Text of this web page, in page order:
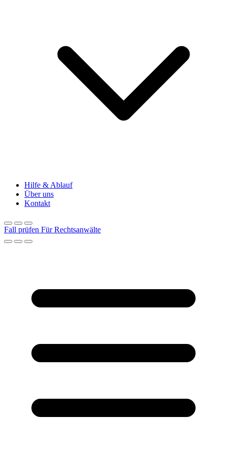
Hilfe & Ablauf
Über uns
Kontakt
Fall prüfen Für Rechtsanwälte